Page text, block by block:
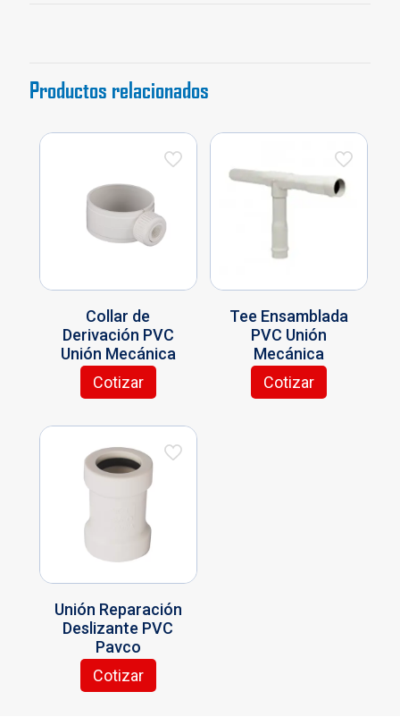
Productos relacionados
Collar de
Derivación PVC
Unión Mecánica
Cotizar
Este
tiene
múltiples
variantes.
Las
se
pueden
elegir
página
de
producto
Tee Ensamblada
PVC Unión
Mecánica
Cotizar
Este
Unión Reparación
Deslizante PVC
Pavco
Cotizar
Este